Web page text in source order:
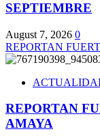
SEPTIEMBRE
August 7, 2026 0
REPORTAN
REPORTAN
AMAYA